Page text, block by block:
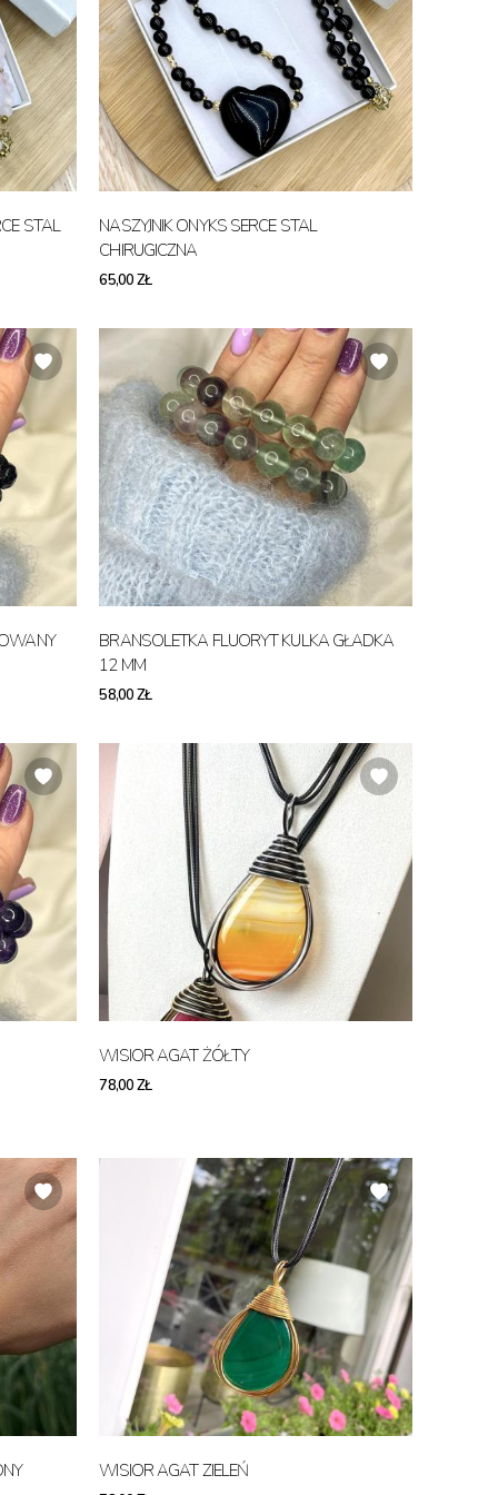
STAL
NASZYJNIK ONYKS SERCE STAL
CHIRUGICZNA
65,00 ZŁ
BRANSOLETKA FLUORYT KULKA GŁADKA
12 MM
58,00 ZŁ
WISIOR AGAT ŻÓŁTY
78,00 ZŁ
WISIOR AGAT ZIELEŃ